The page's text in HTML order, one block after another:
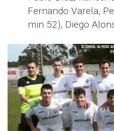
Fernando Varela,
min.52), Diego